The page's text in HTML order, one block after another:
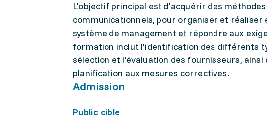
L'objectif principal est d'acquérir des
communicationnels, pour organiser et
système de management et répondre aux
formation inclut l'identification des différents
sélection et l'évaluation des fournisseurs,
planification aux mesures correctives.
Admission
Public cible